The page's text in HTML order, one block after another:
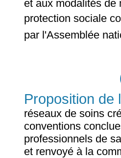
et aux modalités
protection sociale
par l'Assemblée
Proposition de
réseaux de soins
conventions
professionnels de
et renvoyé à la